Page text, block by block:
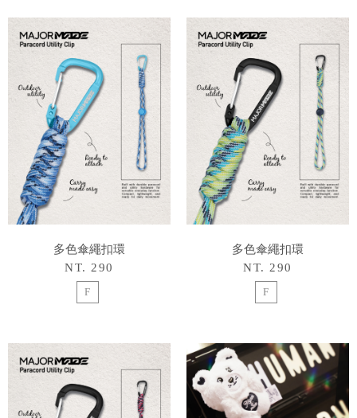
多色傘繩扣環
NT. 290
F
多色傘繩扣環
NT. 290
F